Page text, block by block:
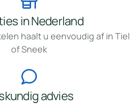
in Nederland
haalt u eenvoudig af in Tiel
of Sneek
advies